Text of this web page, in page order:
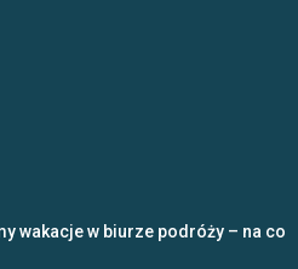
wakacje w biurze podróży – na co